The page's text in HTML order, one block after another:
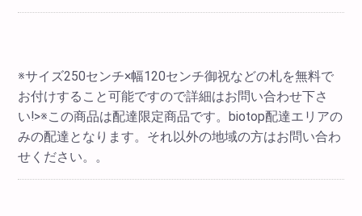
※サイズ250センチ×幅120センチ御祝などの札を無料で
お付けすること可能ですので詳細はお問い合わせ下さ
い!>※この商品は配達限定商品です。biotop配達エリアの
みの配達となります。それ以外の地域の方はお問い合わ
せください。。